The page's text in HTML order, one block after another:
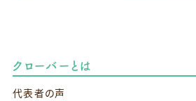
クローバーとは
代表者の声